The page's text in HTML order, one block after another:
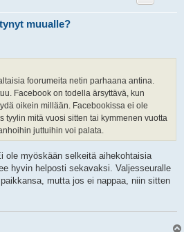
muualle?
foorumeita netin parhaana antina.
Facebook on todella ärsyttävä, kun
oikein millään. Facebookissa ei ole
tyylin mitä vuosi sitten tai kymmenen vuotta
juttuihin voi palata.
ole myöskään selkeitä aihekohtaisia
hyvin helposti sekavaksi. Valjesseuralle
mutta jos ei nappaa, niin sitten